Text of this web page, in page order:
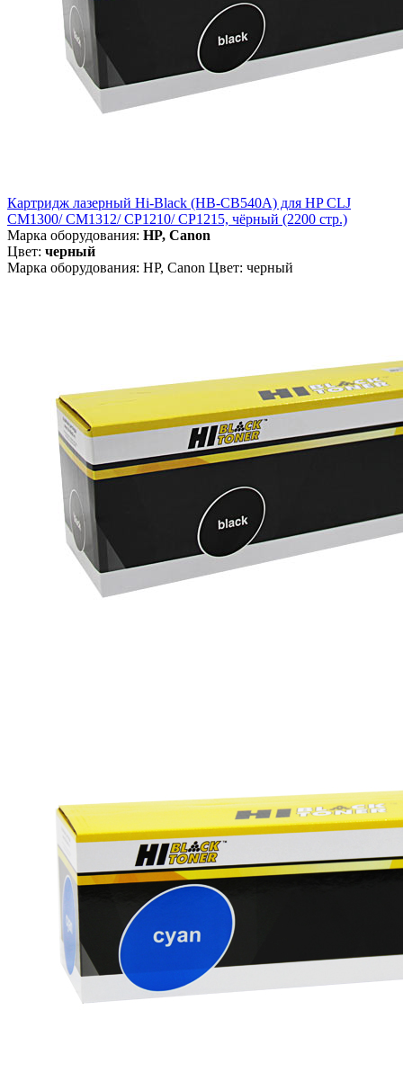
Картридж лазерный Hi-Black (HB-CB540A) для HP CLJ
CM1300/ CM1312/ CP1210/ CP1215, чёрный (2200 стр.)
Марка оборудования: HP, Canon
Цвет: черный
Марка оборудования: HP, Canon Цвет: черный